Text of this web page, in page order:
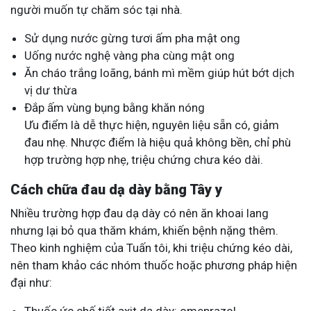
người muốn tự chăm sóc tại nhà.
Sử dụng nước gừng tươi ấm pha mật ong
Uống nước nghệ vàng pha cùng mật ong
Ăn cháo trắng loãng, bánh mì mềm giúp hút bớt dịch
vị dư thừa
Đắp ấm vùng bụng bằng khăn nóng
Ưu điểm là dễ thực hiện, nguyên liệu sẵn có, giảm
đau nhẹ. Nhược điểm là hiệu quả không bền, chỉ phù
hợp trường hợp nhẹ, triệu chứng chưa kéo dài.
Cách chữa đau dạ dày bằng Tây y
Nhiều trường hợp đau dạ dày có nên ăn khoai lang
nhưng lại bỏ qua thăm khám, khiến bệnh nặng thêm.
Theo kinh nghiệm của Tuấn tôi, khi triệu chứng kéo dài,
nên tham khảo các nhóm thuốc hoặc phương pháp hiện
đại như: